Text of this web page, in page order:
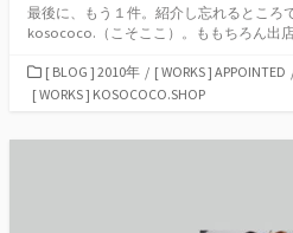
最後に、もう１件。紹介し忘れるところ
kosococo.（こそここ）。ももちろん出
カ
テ
リ
[ BLOG ] 2010年 / [ WORKS ] APPOINTED
[ WORKS ] KOSOCOCO.SHOP